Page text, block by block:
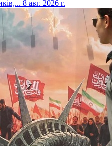
8 авг. 2026 г.